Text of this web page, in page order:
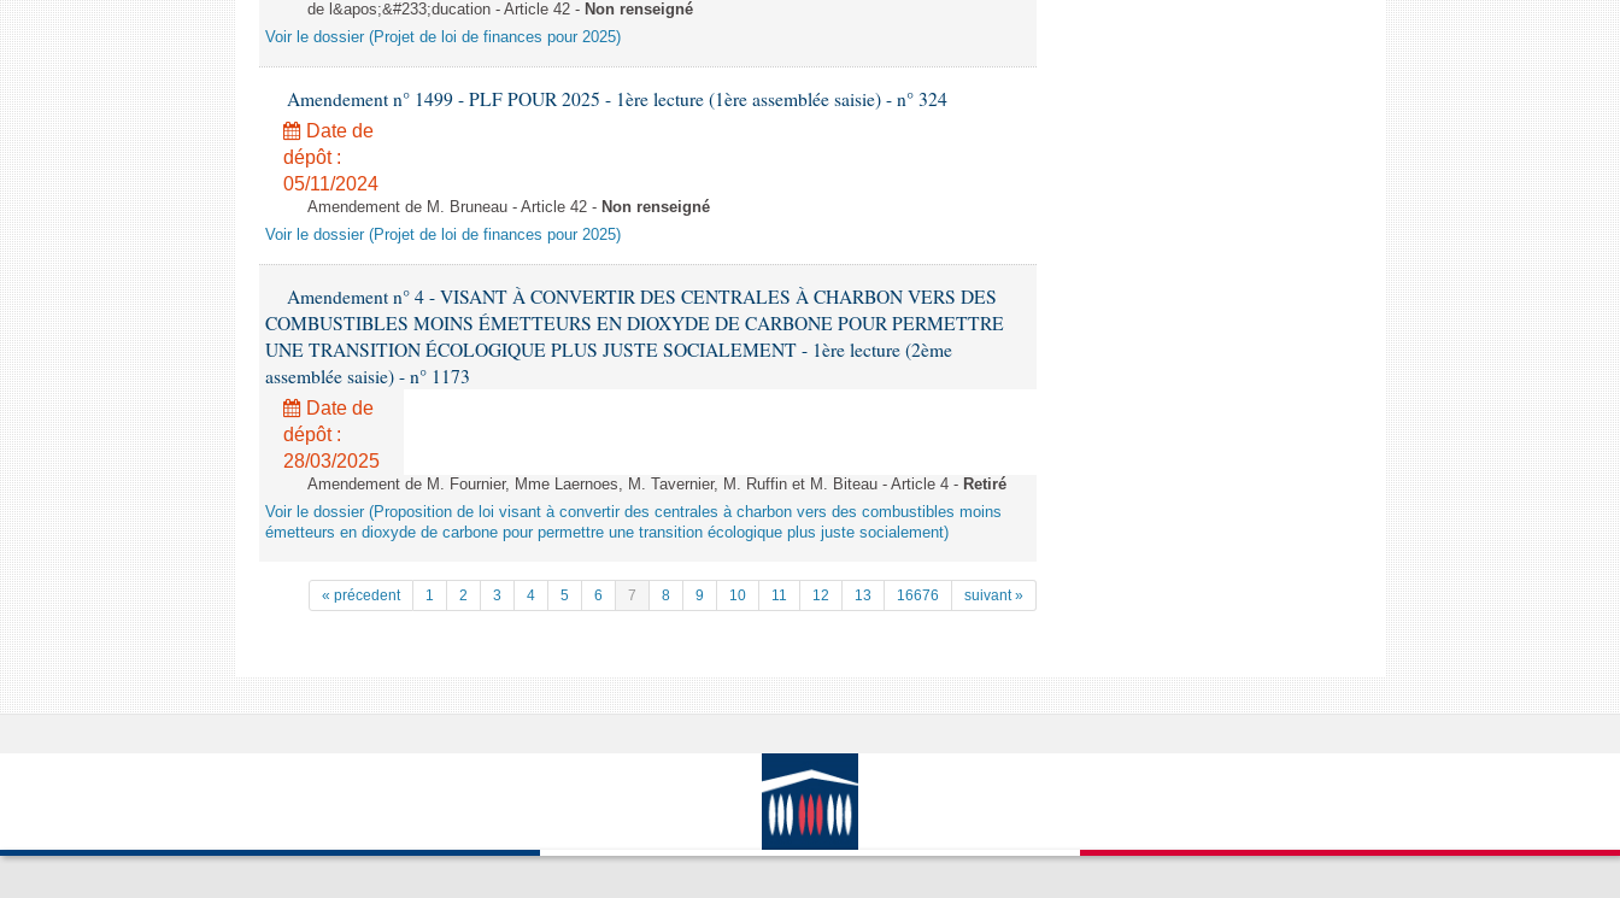
de l&apos;&#233;ducation - Article 42 - Non renseigné
Voir le dossier (Projet de loi de finances pour 2025)
Amendement n° 1499 - PLF POUR 2025 - 1ère lecture (1ère assemblée saisie) - n° 324
Date de
dépôt :
05/11/2024
Amendement de M. Bruneau - Article 42 - Non renseigné
Voir le dossier (Projet de loi de finances pour 2025)
Amendement n° 4 - VISANT À CONVERTIR DES CENTRALES À CHARBON VERS DES
COMBUSTIBLES MOINS ÉMETTEURS EN DIOXYDE DE CARBONE POUR PERMETTRE
UNE TRANSITION ÉCOLOGIQUE PLUS JUSTE SOCIALEMENT - 1ère lecture (2ème
assemblée saisie) - n° 1173
Date de
dépôt :
28/03/2025
Amendement de M. Fournier, Mme Laernoes, M. Tavernier, M. Ruffin et M. Biteau - Article 4 - Retiré
Voir le dossier (Proposition de loi visant à convertir des centrales à charbon vers des combustibles moins
émetteurs en dioxyde de carbone pour permettre une transition écologique plus juste socialement)
« précedent 1 2 3 4 5 6 7 8 9 10 11 12 13 16676 suivant »